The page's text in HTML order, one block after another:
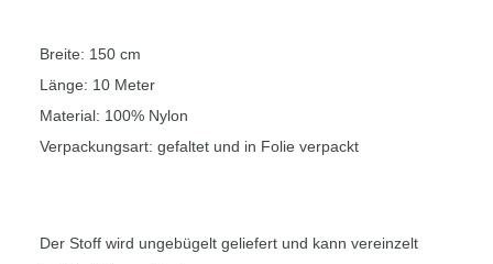
Breite: 150 cm
Länge: 10 Meter
Material: 100% Nylon
Verpackungsart: gefaltet und in Folie verpackt
Der Stoff wird ungebügelt geliefert und kann vereinzelt